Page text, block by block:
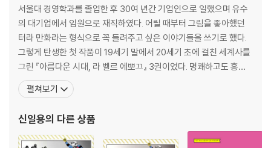
서울대 경영학과를 졸업한 후 30여 년간 기업인으로 일했으며 유수
의 대기업에서 임원으로 재직하였다. 어릴 때부터 그림을 좋아했던
터라 만화라는 형식으로 꼭 들려주고 싶은 이야기들을 쓰기로 했다.
그렇게 탄생한 첫 작품이 19세기 말에서 20세기 초에 걸친 세계사를
그린 『아름다운 시대, 라 벨르 에뽀끄』 3권이었다. 명쾌하고도 흥미
진진한 역사 이야기꾼이라는 호평을 받았다. 그 후 젊은 시절의 현지
주재원 경험을 바탕으로 2년간의 작업을 통하여 전 4권에 달하는
연들을 추리고 추려도 네 권 아래로 줄일 수 없었던
펼쳐보기
신일용의 다른 상품